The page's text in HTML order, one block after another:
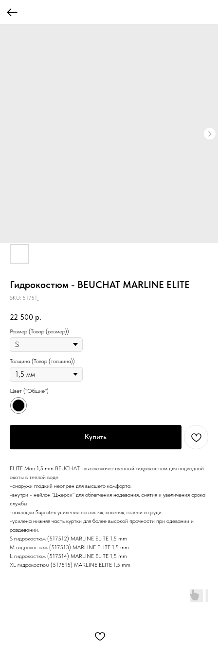
Гидрокостюм - BEUCHAT MARLINE ELITE
SKU: 51751_
22 500 р.
Размер (Товар (размер))
Толщина (Товар (толщина))
Цвет ("Общие")
Купить
ELITE Man 1,5 mm BEUCHAT -высококачественный гидрокостюм для подводной
охоты в теплой воде
-снаружи гладкий неопрен для высшего комфорта.
-внутри - нейлон "Джерси" для облегчения надевания, снятия и увеличения срока
службы
-накладки Supratex усиления на локтях, коленях, голени и груди.
-усилена нижняя часть куртки для более высокой прочности при одевании и
раздевании.
S гидрокостюм (517512) MARLINE ELITE 1,5 mm
M гидрокостюм (517513) MARLINE ELITE 1,5 mm
L гидрокостюм (517514) MARLINE ELITE 1,5 mm
XL гидрокостюм (517515) MARLINE ELITE 1,5 mm